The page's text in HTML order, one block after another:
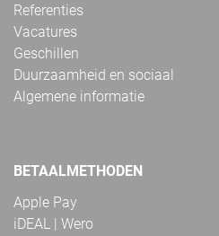
Referenties
Vacatures
Geschillen
Duurzaamheid en sociaal
Algemene informatie
BETAALMETHODEN
Apple Pay
iDEAL | Wero